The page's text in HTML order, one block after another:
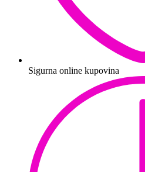
Sigurna online kupovina